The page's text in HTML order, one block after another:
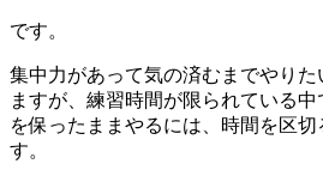
です。
集中力があって気の済むまでやり
ますが、練習時間が限られている
を保ったままやるには、時間を区
す。